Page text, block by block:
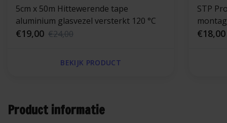
5cm x 50m Hittewerende tape
aluminium glasvezel versterkt 120 °C
€19,00 €24,00
BEKIJK PRODUCT
STP
€18,00
Product informatie